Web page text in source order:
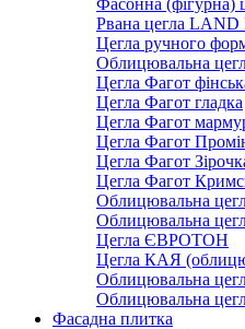
Фасонна
Рвана цегла
Цегла ручного
Облицювальна
Цегла Фагот
Цегла Фагот гладка
Цегла Фагот
Цегла Фагот
Цегла Фагот
Цегла Фагот
Облицювальна
Облицювальна
Цегла ЄВРОТОН
Цегла КАЯ
Облицювальна
Облицювальна
Фасадна плитка